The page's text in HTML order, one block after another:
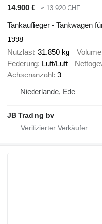
14.900 €
≈ 13.920 CHF
Tankauflieger - Tankwagen
1998
Nutzlast 31.850 kg
Federung Luft/Luft
Achsenanzahl 3
Niederlande, Ede
JB Trading bv